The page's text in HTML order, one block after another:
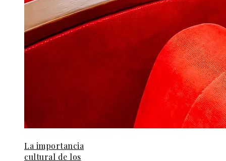
La importancia
cultural de los